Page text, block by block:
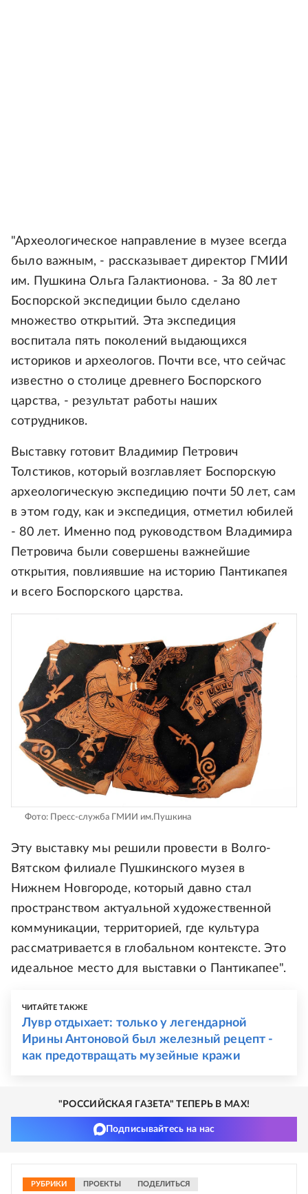
"Археологическое направление в музее всегда
было важным, - рассказывает директор ГМИИ
им. Пушкина Ольга Галактионова. - За 80 лет
Боспорской экспедиции было сделано
множество открытий. Эта экспедиция
воспитала пять поколений выдающихся
историков и археологов. Почти все, что сейчас
известно о столице древнего Боспорского
царства, - результат работы наших
сотрудников.
Выставку готовит Владимир Петрович
Толстиков, который возглавляет Боспорскую
археологическую экспедицию почти 50 лет, сам
в этом году, как и экспедиция, отметил юбилей
- 80 лет. Именно под руководством Владимира
Петровича были совершены важнейшие
открытия, повлиявшие на историю Пантикапея
и всего Боспорского царства.
Фото: Пресс-служба ГМИИ им.Пушкина
Эту выставку мы решили провести в Волго-
Вятском филиале Пушкинского музея в
Нижнем Новгороде, который давно стал
пространством актуальной художественной
коммуникации, территорией, где культура
рассматривается в глобальном контексте. Это
идеальное место для выставки о Пантикапее".
ЧИТАЙТЕ ТАКЖЕ
Лувр отдыхает: только у легендарной
Ирины Антоновой был железный рецепт -
как предотвращать музейные кражи
"РОССИЙСКАЯ ГАЗЕТА" ТЕПЕРЬ В MAX!
Подписывайтесь на нас
РУБРИКИ ПРОЕКТЫ ПОДЕЛИТЬСЯ